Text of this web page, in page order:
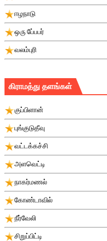
ஈழநாடு
ஒரு பே்பபர்
வலம்புரி
கிராமத்து தளங்கள்
குப்பிளான்
புங்குடுதீவு
வட்டக்கச்சி
அளவெட்டி
நாகர்மணல்
கோண்டாவில்
நீர்வேலி
சிறுப்பிட்டி